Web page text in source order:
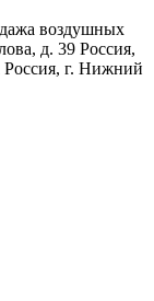
воздушных
д. 39 Россия,
Россия, г. Нижний